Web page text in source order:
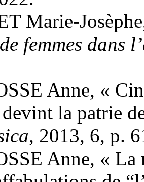
Marie-
femmes dans
Anne, «
la patrie
, 2013, 6, p.
Anne, « La